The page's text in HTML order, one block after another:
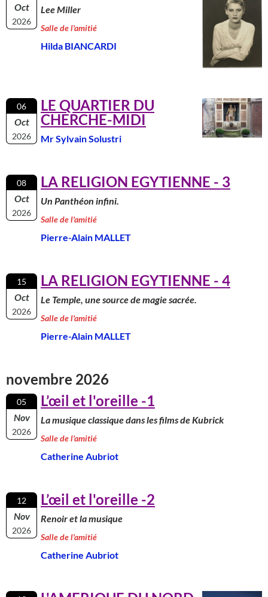
Oct
2026
Lee Miller
Salle de l'amitié
Hilda BIANCARDI
06
Oct
2026
LE QUARTIER DU
CHERCHE-MIDI
Mr Sylvain Solustri
08
Oct
2026
LA RELIGION EGYTIENNE - 3
Un Panthéon infini.
Salle de l'amitié
Pierre-Alain MALLET
15
Oct
2026
LA RELIGION EGYTIENNE - 4
Le Temple, une source de magie sacrée.
Salle de l'amitié
Pierre-Alain MALLET
novembre 2026
05
Nov
2026
L’œil et l'oreille -1
La musique classique dans les films de Kubrick
Salle de l'amitié
Catherine Aubriot
12
Nov
2026
L’œil et l'oreille -2
Renoir et la musique
Salle de l'amitié
Catherine Aubriot